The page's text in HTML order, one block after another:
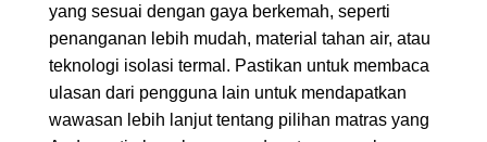
yang sesuai dengan gaya berkemah, seperti
penanganan lebih mudah, material tahan air, atau
teknologi isolasi termal. Pastikan untuk membaca
ulasan dari pengguna lain untuk mendapatkan
wawasan lebih lanjut tentang pilihan matras yang